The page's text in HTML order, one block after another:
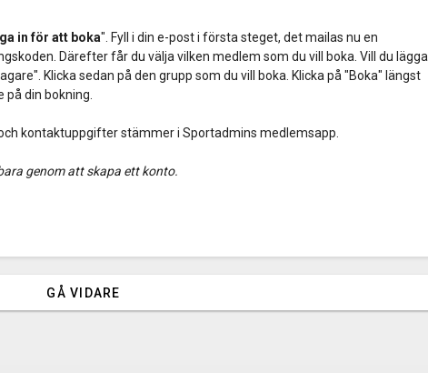
in för att boka". Fyll i din e-post i första steget, det mailas nu en
Därefter får du välja vilken medlem som du vill boka. Vill du lägga
Klicka sedan på den grupp som du vill boka. Klicka på "Boka" längst
din bokning.
kontaktuppgifter stämmer i Sportadmins medlemsapp.
genom att skapa ett konto.
GÅ VIDARE